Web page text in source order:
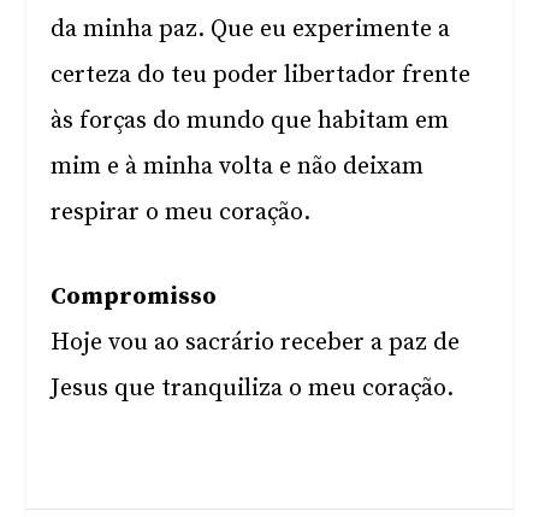
da minha paz. Que eu experimente a
certeza do teu poder libertador frente
às forças do mundo que habitam em
mim e à minha volta e não deixam
respirar o meu coração.
Compromisso
Hoje vou ao sacrário receber a paz de
Jesus que tranquiliza o meu coração.